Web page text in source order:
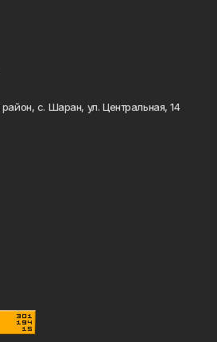
с. Шаран, ул. Центральная, 14